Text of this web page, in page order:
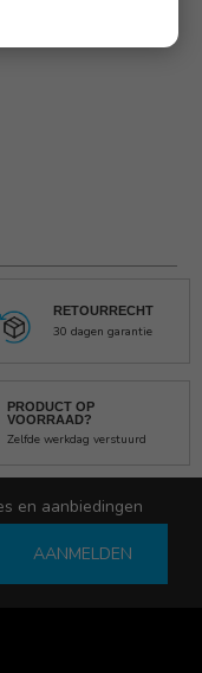
RETOURRECHT
30 dagen garantie
PRODUCT OP
VOORRAAD?
Zelfde werkdag verstuurd
en aanbiedingen
AANMELDEN